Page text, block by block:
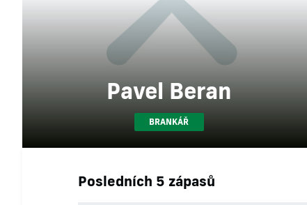
Pavel Beran
BRANKÁŘ
Posledních 5 zápasů